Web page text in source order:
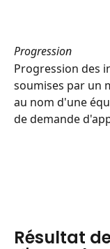
Progression
Progression des
soumises par un
au nom d'une
de demande
Résultat